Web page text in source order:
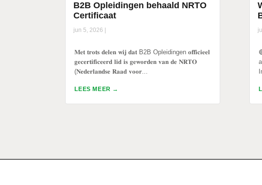
B2B Opleidingen behaald NRTO
Certificaat
jun 5, 2026
𝐌𝐞𝐭 𝐭𝐫𝐨𝐭𝐬 𝐝𝐞𝐥𝐞𝐧 𝐰𝐢𝐣 𝐝𝐚𝐭 B2B Opleidingen 𝐨𝐟𝐟𝐢𝐜𝐢𝐞𝐞𝐥
𝐠𝐞𝐜𝐞𝐫𝐭𝐢𝐟𝐢𝐜𝐞𝐞𝐫𝐝 𝐥𝐢𝐝 𝐢𝐬 𝐠𝐞𝐰𝐨𝐫𝐝𝐞𝐧 𝐯𝐚𝐧 𝐝𝐞 𝐍𝐑𝐓𝐎
(𝐍𝐞𝐝𝐞𝐫𝐥𝐚𝐧𝐝𝐬𝐞 𝐑𝐚𝐚𝐝 𝐯𝐨𝐨𝐫...
LEES MEER